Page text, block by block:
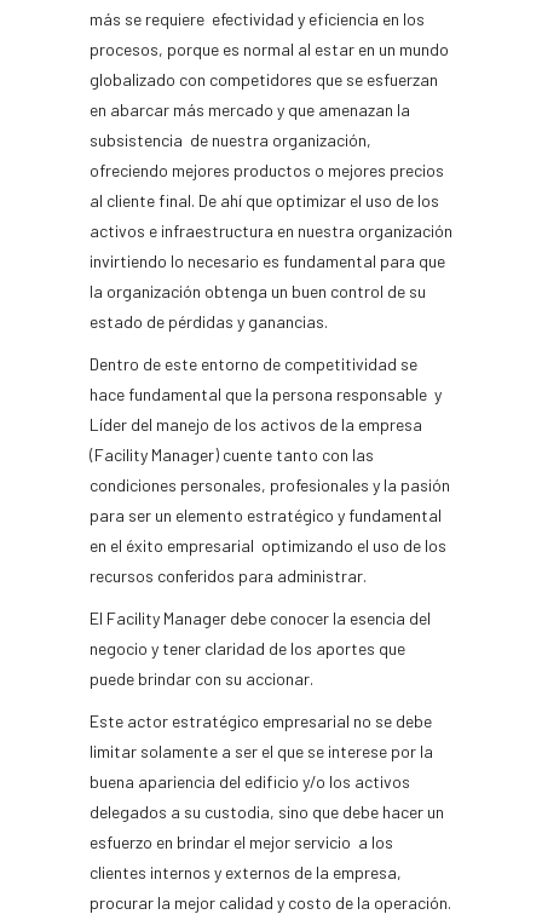
más se requiere efectividad y eficiencia en los
procesos, porque es normal al estar en un mundo
globalizado con competidores que se esfuerzan
en abarcar más mercado y que amenazan la
subsistencia de nuestra organización,
ofreciendo mejores productos o mejores precios
al cliente final. De ahí que optimizar el uso de los
activos e infraestructura en nuestra organización
invirtiendo lo necesario es fundamental para que
la organización obtenga un buen control de su
estado de pérdidas y ganancias.
Dentro de este entorno de competitividad se
hace fundamental que la persona responsable y
Líder del manejo de los activos de la empresa
(Facility Manager) cuente tanto con las
condiciones personales, profesionales y la pasión
para ser un elemento estratégico y fundamental
en el éxito empresarial optimizando el uso de los
recursos conferidos para administrar.
El Facility Manager debe conocer la esencia del
negocio y tener claridad de los aportes que
puede brindar con su accionar.
Este actor estratégico empresarial no se debe
limitar solamente a ser el que se interese por la
buena apariencia del edificio y/o los activos
delegados a su custodia, sino que debe hacer un
esfuerzo en brindar el mejor servicio a los
clientes internos y externos de la empresa,
procurar la mejor calidad y costo de la operación.